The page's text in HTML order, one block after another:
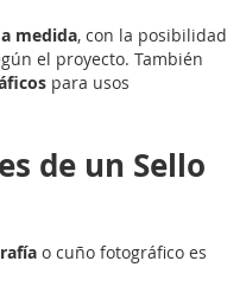
a medida, con la posibilidad
el proyecto. También
para usos
de un Sello
o cuño fotográfico es